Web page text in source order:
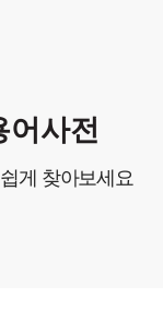
어사전
게 찾아보세요